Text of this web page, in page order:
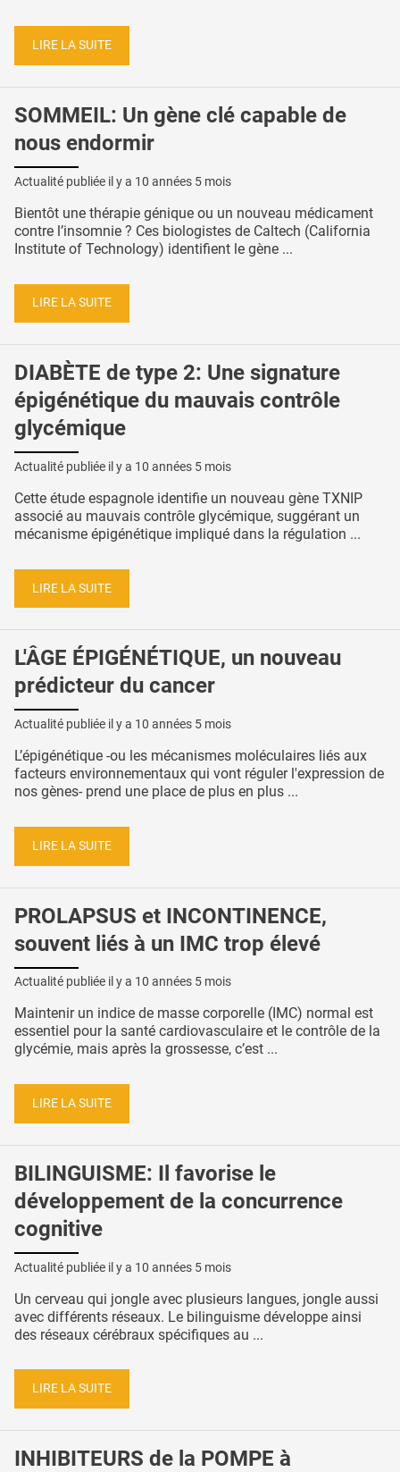
LIRE LA SUITE
SOMMEIL: Un gène clé capable de
nous endormir
Actualité publiée il y a 10 années 5 mois
Bientôt une thérapie génique ou un nouveau médicament
contre l’insomnie ? Ces biologistes de Caltech (California
Institute of Technology) identifient le gène ...
LIRE LA SUITE
DIABÈTE de type 2: Une signature
épigénétique du mauvais contrôle
glycémique
Actualité publiée il y a 10 années 5 mois
Cette étude espagnole identifie un nouveau gène TXNIP
associé au mauvais contrôle glycémique, suggérant un
mécanisme épigénétique impliqué dans la régulation ...
LIRE LA SUITE
L'ÂGE ÉPIGÉNÉTIQUE, un nouveau
prédicteur du cancer
Actualité publiée il y a 10 années 5 mois
L’épigénétique -ou les mécanismes moléculaires liés aux
facteurs environnementaux qui vont réguler l'expression de
nos gènes- prend une place de plus en plus ...
LIRE LA SUITE
PROLAPSUS et INCONTINENCE,
souvent liés à un IMC trop élevé
Actualité publiée il y a 10 années 5 mois
Maintenir un indice de masse corporelle (IMC) normal est
essentiel pour la santé cardiovasculaire et le contrôle de la
glycémie, mais après la grossesse, c’est ...
LIRE LA SUITE
BILINGUISME: Il favorise le
développement de la concurrence
cognitive
Actualité publiée il y a 10 années 5 mois
Un cerveau qui jongle avec plusieurs langues, jongle aussi
avec différents réseaux. Le bilinguisme développe ainsi
des réseaux cérébraux spécifiques au ...
LIRE LA SUITE
INHIBITEURS de la POMPE à